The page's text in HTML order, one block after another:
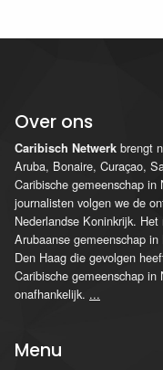
Over ons
Caribisch Netwerk brengt
Aruba, Bonaire, Curaçao,
Caribische gemeenschap
journalisten volgen we de
Nederlandse Koninkrijk.
Arubaanse gemeenschap
Den Haag die gevolgen
Caribische gemeenschap
onafhankelijk. ...
Menu